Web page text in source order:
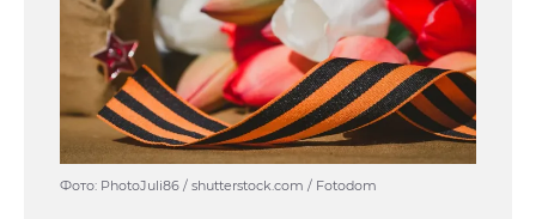
Фото: PhotoJuli86 / shutterstock.com / Fotodom